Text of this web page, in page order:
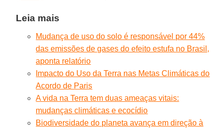
Leia mais
Mudança de uso do solo é responsável por 44%
das emissões de gases do efeito estufa no Brasil,
aponta relatório
Impacto do Uso da Terra nas Metas Climáticas do
Acordo de Paris
A vida na Terra tem duas ameaças vitais:
mudanças climáticas e ecocídio
Biodiversidade do planeta avança em direção à